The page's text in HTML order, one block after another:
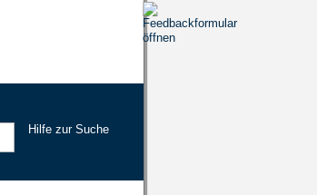
Hilfe zur Suche